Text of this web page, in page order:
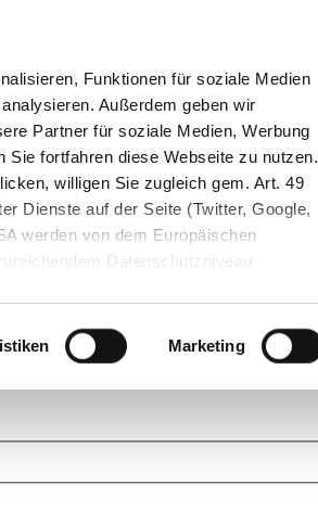
Funktionen für soziale Medien
Außerdem geben wir
Partner für soziale Medien, Werbung
Sie fortfahren diese Webseite zu nutzen.
willigen Sie zugleich gem. Art. 49
Dienste auf der Seite (Twitter, Google,
werden von dem Europäischen
Datenschutzniveau
Marketing
Sie mit Ihrem Wissen anderen weiter.